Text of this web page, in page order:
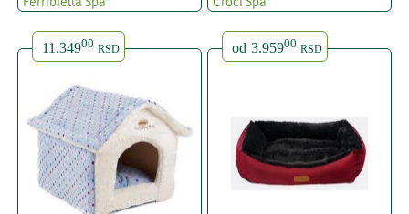
11.34900 RSD od 3.95900 RSD